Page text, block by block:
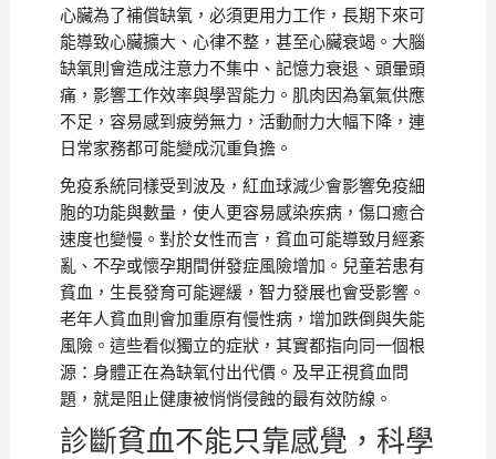
心臟為了補償缺氧，必須更用力工作，長期下來可
能導致心臟擴大、心律不整，甚至心臟衰竭。大腦
缺氧則會造成注意力不集中、記憶力衰退、頭暈頭
痛，影響工作效率與學習能力。肌肉因為氧氣供應
不足，容易感到疲勞無力，活動耐力大幅下降，連
日常家務都可能變成沉重負擔。
免疫系統同樣受到波及，紅血球減少會影響免疫細
胞的功能與數量，使人更容易感染疾病，傷口癒合
速度也變慢。對於女性而言，貧血可能導致月經紊
亂、不孕或懷孕期間併發症風險增加。兒童若患有
貧血，生長發育可能遲緩，智力發展也會受影響。
老年人貧血則會加重原有慢性病，增加跌倒與失能
風險。這些看似獨立的症狀，其實都指向同一個根
源：身體正在為缺氧付出代價。及早正視貧血問
題，就是阻止健康被悄悄侵蝕的最有效防線。
診斷貧血不能只靠感覺，科學